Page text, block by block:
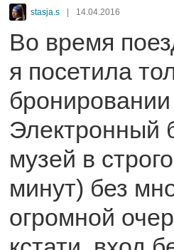
stasja.s | 14.04.2016
Во время
я посетила
Электронный
музей в
минут) без
огромной